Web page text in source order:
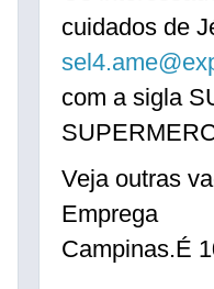
cuidados de
com a sigla
Veja outras
Emprega
Campinas.É